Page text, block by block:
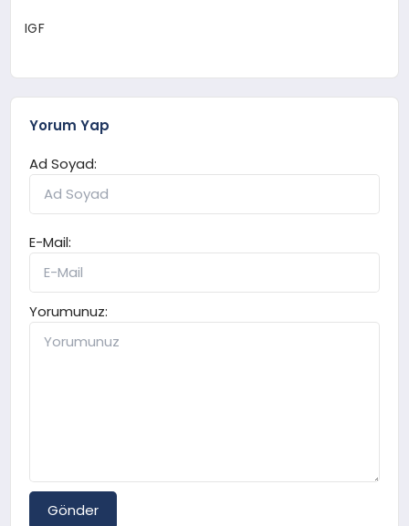
IGF
Yorum Yap
Ad Soyad:
E-Mail:
Yorumunuz:
Gönder